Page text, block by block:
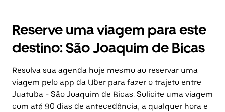
o
e
uma
data.
Pressione
a
tecla
Reserve uma viagem para este
destino: São Joaquim de Bicas
Resolva sua agenda hoje mesmo ao reservar uma
viagem pelo app da Uber para fazer o trajeto entre
Juatuba - São Joaquim de Bicas. Solicite uma viagem
com até 90 dias de antecedência, a qualquer hora e